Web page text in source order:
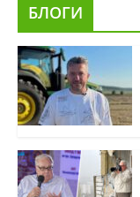
БЛОГИ